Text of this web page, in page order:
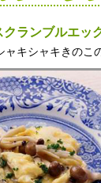
クランブルエッ
ャキシャキきのこ